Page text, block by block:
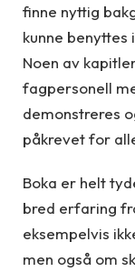
finne nyttig
kunne benyttes
Noen av
fagpersonell
demonstreres
påkrevet for
Boka er helt
bred erfaring
eksempelvis
men også om